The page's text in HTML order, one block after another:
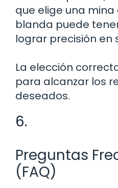
que elige una
blanda puede
lograr precisión en
La elección
para alcanzar los
deseados.
6.
Preguntas
(FAQ)